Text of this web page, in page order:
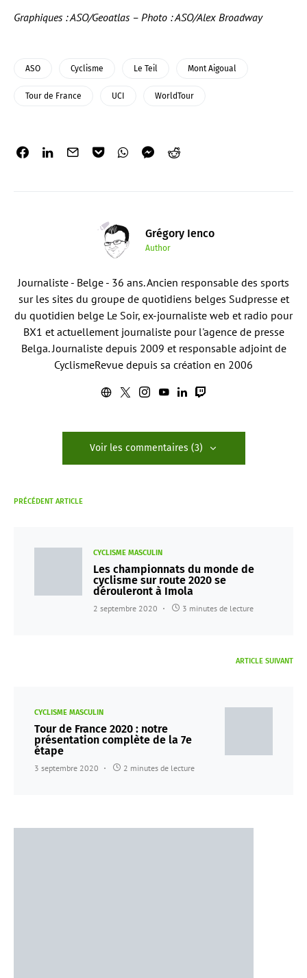
Graphiques : ASO/Geoatlas – Photo : ASO/Alex Broadway
ASO Cyclisme Le Teil Mont Aigoual
Tour de France UCI WorldTour
Grégory Ienco
Author
Journaliste - Belge - 36 ans. Ancien responsable des sports
sur les sites du groupe de quotidiens belges Sudpresse et
du quotidien belge Le Soir, ex-journaliste web et radio pour
BX1 et actuellement journaliste pour l'agence de presse
Belga. Journaliste depuis 2009 et responsable adjoint de
CyclismeRevue depuis sa création en 2006
Voir les commentaires (3)
PRÉCÉDENT ARTICLE
CYCLISME MASCULIN
Les championnats du monde de
cyclisme sur route 2020 se
dérouleront à Imola
2 septembre 2020 3 minutes de lecture
ARTICLE SUIVANT
CYCLISME MASCULIN
Tour de France 2020 : notre
présentation complète de la 7e
étape
3 septembre 2020 2 minutes de lecture